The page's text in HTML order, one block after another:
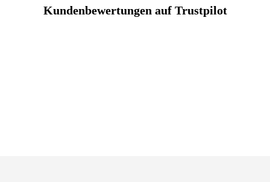
Kundenbewertungen auf Trustpilot